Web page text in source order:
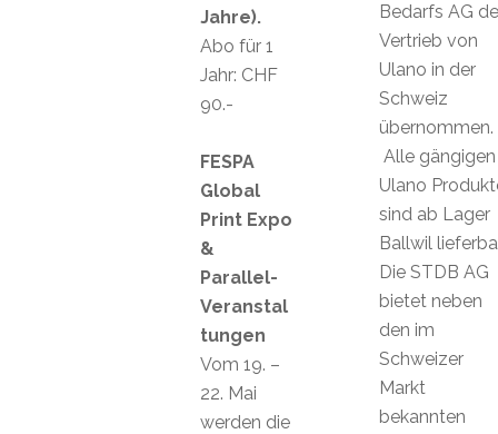
Bedarfs AG
Vertrieb von
Ulano in der
Schweiz
übernommen.
Alle gängigen
Ulano
sind ab Lager
Ballwil
Die STDB AG
bietet neben
den im
Schweizer
Markt
bekannten
Jahre).
Abo für 1
Jahr: CHF
90.-
FESPA
Global
Print Expo
&
Parallel-
Veranstal
tungen
Vom 19. –
22. Mai
werden die